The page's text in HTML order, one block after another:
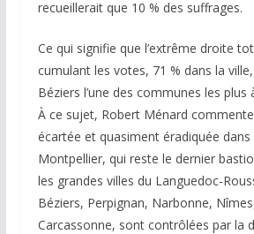
recueillerait que 10 % des suffrages.
Ce qui signifie que l’extrême droite
cumulant les votes, 71 % dans la
Béziers l’une des communes les plus
À ce sujet, Robert Ménard
écartée et quasiment éradiquée
Montpellier, qui reste le dernier
les grandes villes du Languedoc-
Béziers, Perpignan, Narbonne,
Carcassonne, sont contrôlées par la